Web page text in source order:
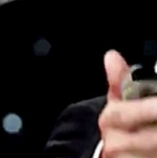
นื่องด้วยระยะเวลาอันยาวนานของ
สิทธิ์นวนิยายเรื่องดังกล่าวมาหลาย
ป็นภาพยนตร์ที่ออกอากาศผ่าน